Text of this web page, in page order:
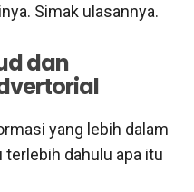
Simak ulasannya.
dan
yang lebih dalam
terlebih dahulu apa itu